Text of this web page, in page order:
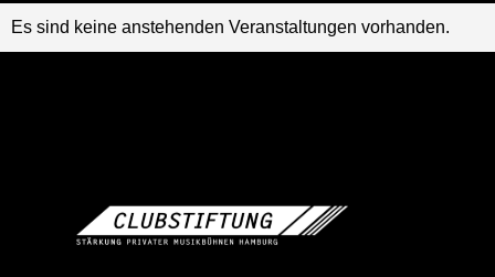
Es sind keine anstehenden Veranstaltungen vorhanden.